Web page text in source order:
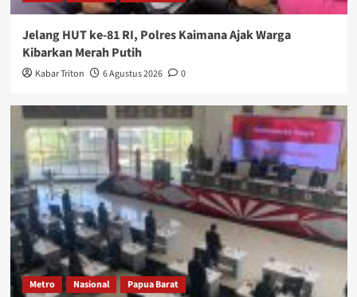
Jelang HUT ke-81 RI, Polres Kaimana Ajak Warga
Kibarkan Merah Putih
Kabar Triton 6 Agustus 2026 0
Metro Nasional Papua Barat